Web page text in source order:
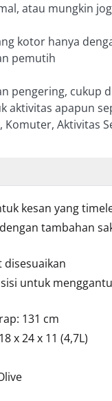
atau mungkin
kotor hanya
pemutih
pengering, cukup
aktivitas apapun
Komuter, Aktivitas
kesan yang
tambahan
disesuaikan
untuk
131 cm
x 24 x 11 (4,7L)